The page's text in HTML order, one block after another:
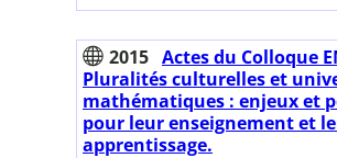
2015 Actes du Colloque
Pluralités culturelles et
mathématiques : enjeux et
pour leur enseignement et
apprentissage.